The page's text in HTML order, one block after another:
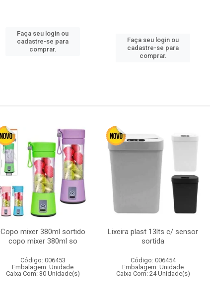
Faça seu login ou
cadastre-se para
comprar.
Faça seu login ou
cadastre-se para
comprar.
Copo mixer 380ml sortido
copo mixer 380ml so
Código: 006453
Embalagem: Unidade
Caixa Com: 30 Unidade(s)
Lixeira plast 13lts c/ sensor
sortida
Código: 006454
Embalagem: Unidade
Caixa Com: 24 Unidade(s)